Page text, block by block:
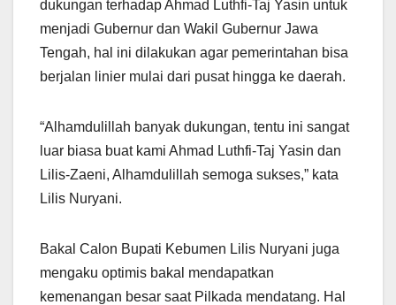
dukungan terhadap Ahmad Luthfi-Taj Yasin untuk
menjadi Gubernur dan Wakil Gubernur Jawa
Tengah, hal ini dilakukan agar pemerintahan bisa
berjalan linier mulai dari pusat hingga ke daerah.
“Alhamdulillah banyak dukungan, tentu ini sangat
luar biasa buat kami Ahmad Luthfi-Taj Yasin dan
Lilis-Zaeni, Alhamdulillah semoga sukses,” kata
Lilis Nuryani.
Bakal Calon Bupati Kebumen Lilis Nuryani juga
mengaku optimis bakal mendapatkan
kemenangan besar saat Pilkada mendatang. Hal